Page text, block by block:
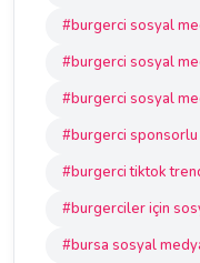
#burgerci sosyal
#burgerci sosyal
#burgerci sosyal
#burgerci
#burgerci tiktok
#burgerciler için
#bursa sosyal